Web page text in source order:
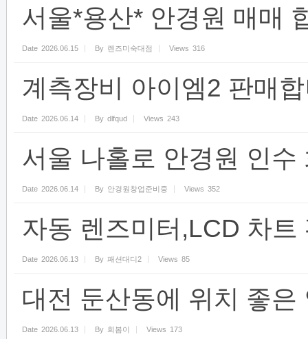
서울*용산* 안경원 매매
Date 2026.06.15 By 렌즈미숙대점 Views 316
계측장비 아이엠2 판매
Date 2026.06.14 By dlfqud Views 243
서울 나홀로 안경원 인수
Date 2026.06.14 By 안경원창업준비중 Views 352
자동 렌즈미터,LCD 차
Date 2026.06.13 By 패션대디2 Views 85
대전 둔산동에 위치 좋
Date 2026.06.13 By 희봄이 Views 173